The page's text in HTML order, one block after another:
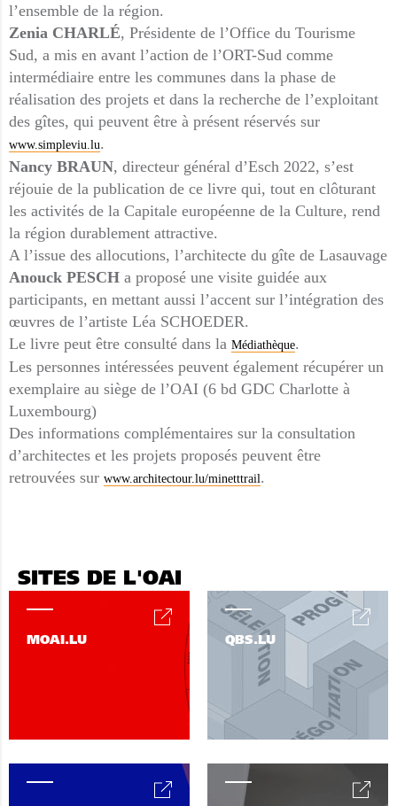
l’ensemble de la région.
Zenia CHARLÉ, Présidente de l’Office du Tourisme
Sud, a mis en avant l’action de l’ORT-Sud comme
intermédiaire entre les communes dans la phase de
réalisation des projets et dans la recherche de l’exploitant
des gîtes, qui peuvent être à présent réservés sur
www.simpleviu.lu.
Nancy BRAUN, directeur général d’Esch 2022, s’est
réjouie de la publication de ce livre qui, tout en clôturant
les activités de la Capitale européenne de la Culture, rend
la région durablement attractive.
A l’issue des allocutions, l’architecte du gîte de Lasauvage
Anouck PESCH a proposé une visite guidée aux
participants, en mettant aussi l’accent sur l’intégration des
œuvres de l’artiste Léa SCHOEDER.
Le livre peut être consulté dans la Médiathèque.
Les personnes intéressées peuvent également récupérer un
exemplaire au siège de l’OAI (6 bd GDC Charlotte à
Luxembourg)
Des informations complémentaires sur la consultation
d’architectes et les projets proposés peuvent être
retrouvées sur www.architectour.lu/minetttrail.
SITES DE L'OAI
MOAI.LU QBS.LU